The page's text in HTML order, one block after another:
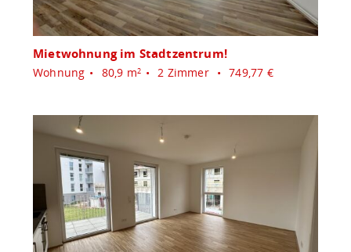
Mietwohnung im Stadtzentrum!
Wohnung 80,9 m2 2 Zimmer 749,77 €